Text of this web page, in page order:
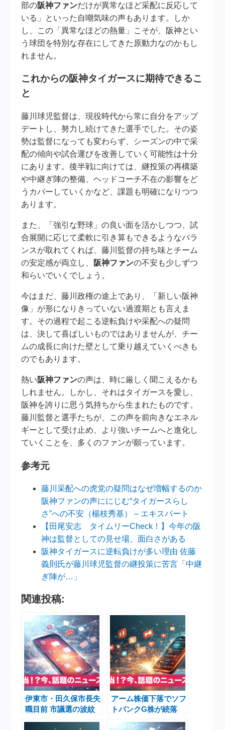
部の阪神ファンだけが異常なほど采配に反応して
いる」といった自嘲気味の声もあります。しか
し、この「異常なほどの熱量」こそが、阪神とい
う球団を特別な存在にしてきた原動力なのかもし
れません。
これからの阪神タイガースに期待できるこ
と
藤川球児監督は、現役時代から常に自分をアップ
デートし、努力し続けてきた選手でした。その姿
勢は監督になっても変わらず、シーズンの中で采
配の傾向や試合運びを改善していく可能性は十分
にあります。後半戦に向けては、継投策の再構築
や中継ぎ陣の整備、ヘッドコーチ不在の影響をど
うカバーしていくかなど、課題も明確になりつつ
あります。
また、「強引な野球」の良い面を活かしつつ、試
合展開に応じて柔軟に引き算もできるようなバラ
ンスが取れてくれば、藤川監督の持ち味とチーム
の安定感が両立し、 阪神ファンの不安も少しずつ
和らいでいくでしょう。
今はまだ、藤川政権の途上であり、「新しい阪神
像」が形になりきっていない過渡期とも言えま
す。その過程で起こる逆転負けや采配への疑問
は、決して喜ばしいものではありませんが、チー
ムの成長に向けた壁として乗り越えていくべきも
のでもあります。
熱い阪神ファンの声は、時に厳しく聞こえるかも
しれません。しかし、それはタイガースを愛し、
阪神を誇りに思う気持ちから生まれたものです。
藤川監督と選手たちが、この声を前向きなエネル
ギーとして受け止め、より強いチームへと進化し
ていくことを、多くのファンが願っています。
参考元
藤川采配への虎党の疑問はなぜ増幅するのか
阪神ファンの声ににじむ“タイガースらし
さ”への不安（楊枝秀基） – エキスパート
【田尾安志 タイムリーCheck！】今年の阪
神は監督としての見せ場、面白さがある
阪神タイガースに逆転負けが多い理由 佐藤
義則氏が藤川球児監督の継投策に苦言「中継
ぎ陣が…」
関連投稿:
伊東市・田久保市長失
職目前 市議選の波紋
と市民の不安
アーム株価下落でソフ
トバンクG株が続落
純利益5兆円ソフトバ